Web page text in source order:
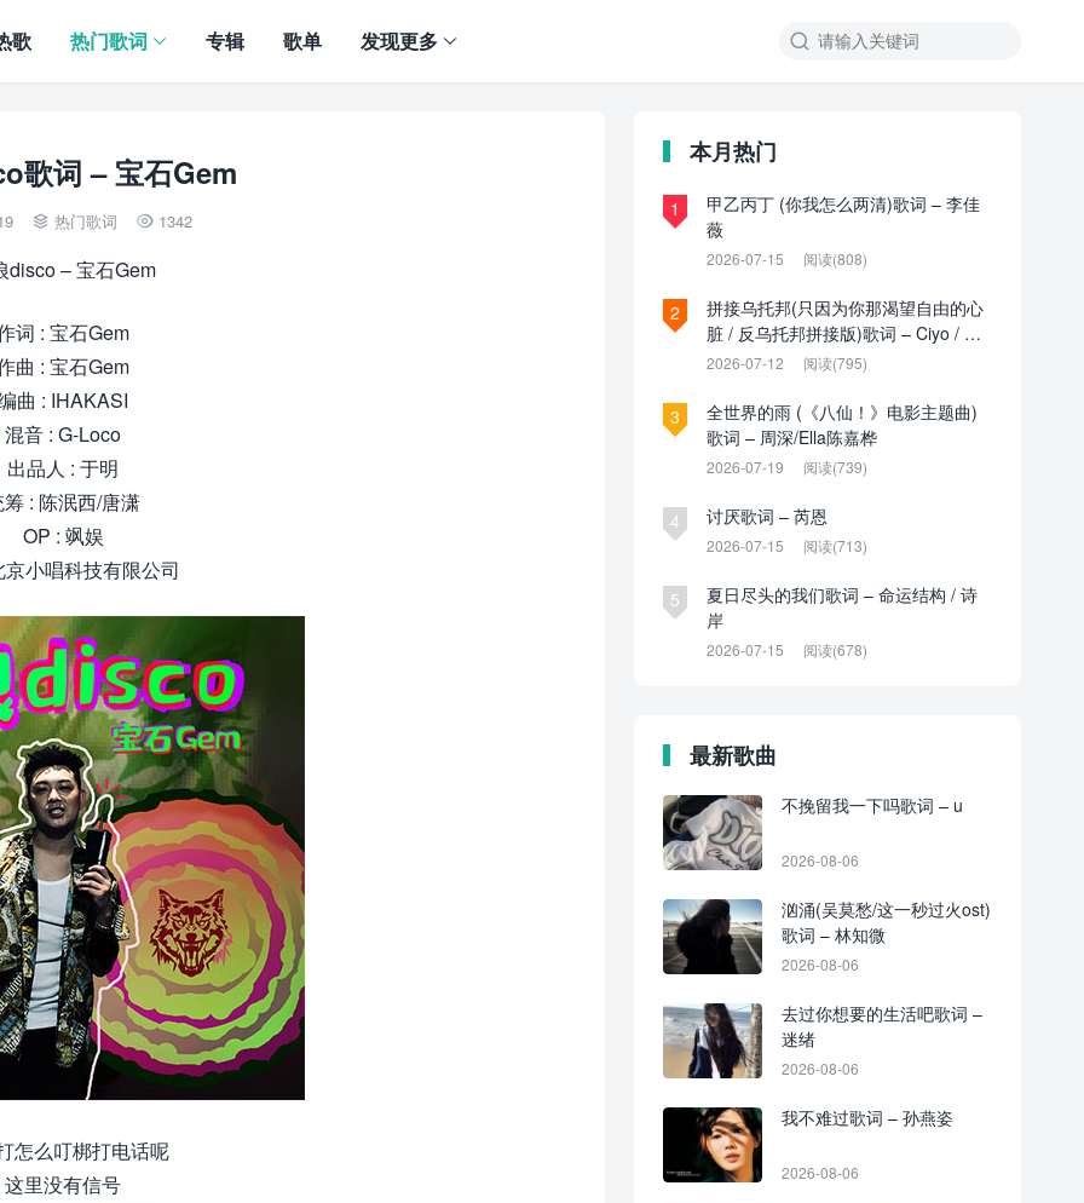

歌 热门歌词 专辑 歌单 发现更多
歌词 – 宝石Gem
 热门歌词  1342
disco – 宝石Gem
词 : 宝石Gem
曲 : 宝石Gem
曲 : IHAKASI
混音 : G-Loco
出品人 : 于明
: 陈泯西/唐潇
OP : 飒娱
京小唱科技有限公司
怎么叮梆打电话呢
这里没有信号
本月热门
1
甲乙丙丁 (你我怎么两清)歌词 – 李佳
薇
2026-07-15 阅读(808)
2
拼接乌托邦(只因为你那渴望自由的心
脏 / 反乌托邦拼接版)歌词 – Ciyo / 见
过夏天P / 乌托邦P
2026-07-12 阅读(795)
3
全世界的雨 (《八仙！》电影主题曲)
歌词 – 周深/Ella陈嘉桦
2026-07-19 阅读(739)
4 讨厌歌词 – 芮恩
2026-07-15 阅读(713)
5
夏日尽头的我们歌词 – 命运结构 / 诗
岸
2026-07-15 阅读(678)
最新歌曲
不挽留我一下吗歌词 – u
2026-08-06
汹涌(吴莫愁/这一秒过火ost)
歌词 – 林知微
2026-08-06
去过你想要的生活吧歌词 –
迷绪
2026-08-06
我不难过歌词 – 孙燕姿
2026-08-06